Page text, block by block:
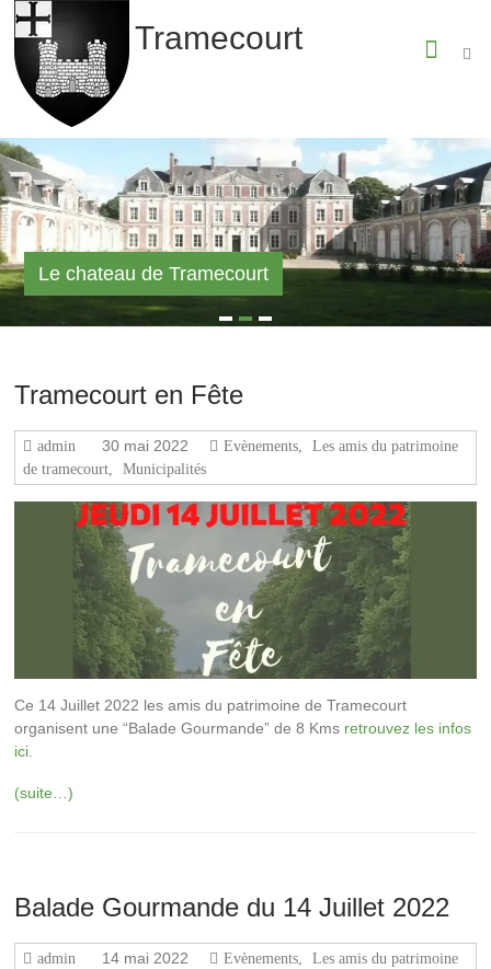
content
Tramecourt
Le chateau de Tramecourt
Tramecourt en Fête
admin 30 mai 2022 Evènements
Les amis du patrimoine
de tramecourt
Municipalités
Ce 14 Juillet 2022 les amis du patrimoine de Tramecourt
organisent une “Balade Gourmande” de 8 Kms retrouvez les infos
ici
(suite…)
Balade Gourmande du 14 Juillet 2022
admin 14 mai 2022 Evènements,
Les amis du patrimoine